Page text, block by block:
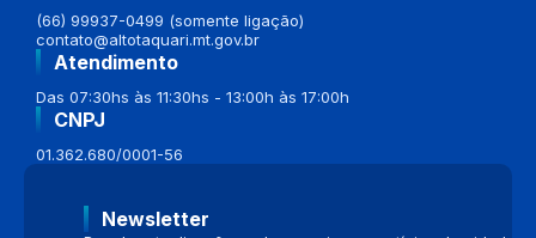
(66) 99937-0499 (somente ligação)
contato@altotaquari.mt.gov.br
Atendimento
Das 07:30hs às 11:30hs - 13:00h às 17:00h
CNPJ
01.362.680/0001-56
Newsletter